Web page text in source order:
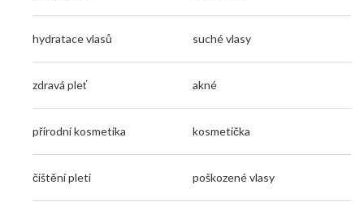
hydratace vlasů suché vlasy
zdravá pleť akné
přírodní kosmetika kosmetička
čištění pleti poškozené vlasy